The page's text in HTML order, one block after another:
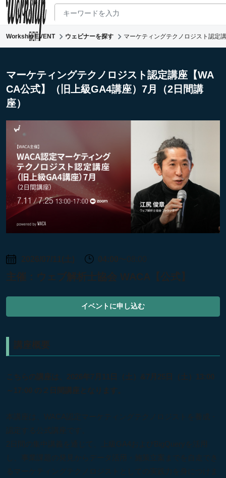
新着ウェビナー
マガジン
Workship EVENT ウェビナーを探す マーケティングテクノロジスト認定
マーケティングテクノロジスト認定講座【WA
CA公式】（旧上級GA4講座）7月（2日間講
座）
2026/07/11(土) 04:00 〜08:00
主催： ウェブ解析士協会 WACA【公式】
イベントに申し込む
講座概要
こちらの講座は、2026年7月11日（土）&7月25日（土）13:00
～17:00 の２日間講座となります。
本講座は、WACA認定マーケティングテクノロジストを養成・
認定する公式講座です。
2日間の集中講義を通じて、上級GA4およびBigQueryを活用
し、事業課題の発見からデータ活用・施策立案までを自走でき
るマーケティングテクノロジストとしての実践力を身につけま